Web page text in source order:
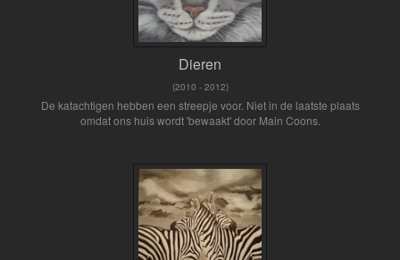
Dieren
(2010 - 2012)
De katachtigen hebben een streepje voor. Niet in de laatste plaats
omdat ons huis wordt 'bewaakt' door Main Coons.